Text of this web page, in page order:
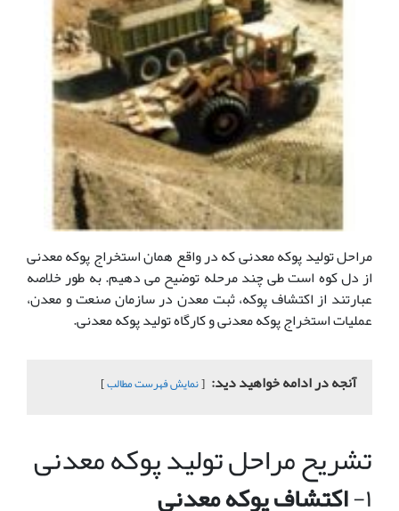
مراحل تولید پوکه معدنی که در واقع همان استخراج پوکه معدنی
از دل کوه است طی چند مرحله توضیح می دهیم. به طور خلاصه
عبارتند از اکتشاف پوکه، ثبت معدن در سازمان صنعت و معدن،
عملیات استخراج پوکه معدنی و کارگاه تولید پوکه معدنی.
آنجه در ادامه خواهید دید: نمایش فهرست مطالب
تشریح مراحل تولید پوکه معدنی
۱- اکتشاف پوکه معدنی